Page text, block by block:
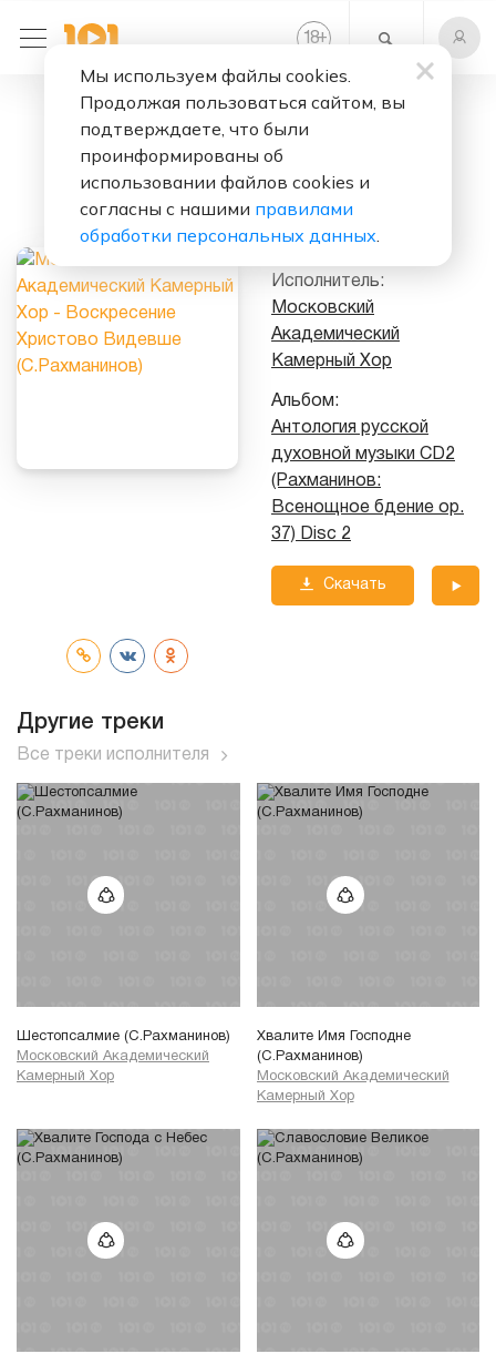
18+
Воскресение
Христово
Видевше
(С.Рахманинов)
Исполнитель:
Московский
Академический
Камерный Хор
Альбом:
Антология русской
духовной музыки CD2
(Рахманинов:
Всенощное бдение ор.
37) Disc 2
Скачать
Другие треки
Все треки исполнителя
Шестопсалмие (С.Рахманинов)
Московский Академический
Камерный Хор
Хвалите Имя Господне
(С.Рахманинов)
Московский Академический
Камерный Хор
Мы используем файлы cookies.
Продолжая пользоваться сайтом, вы
подтверждаете, что были
проинформированы об
использовании файлов cookies и
согласны с нашими правилами
обработки персональных данных.